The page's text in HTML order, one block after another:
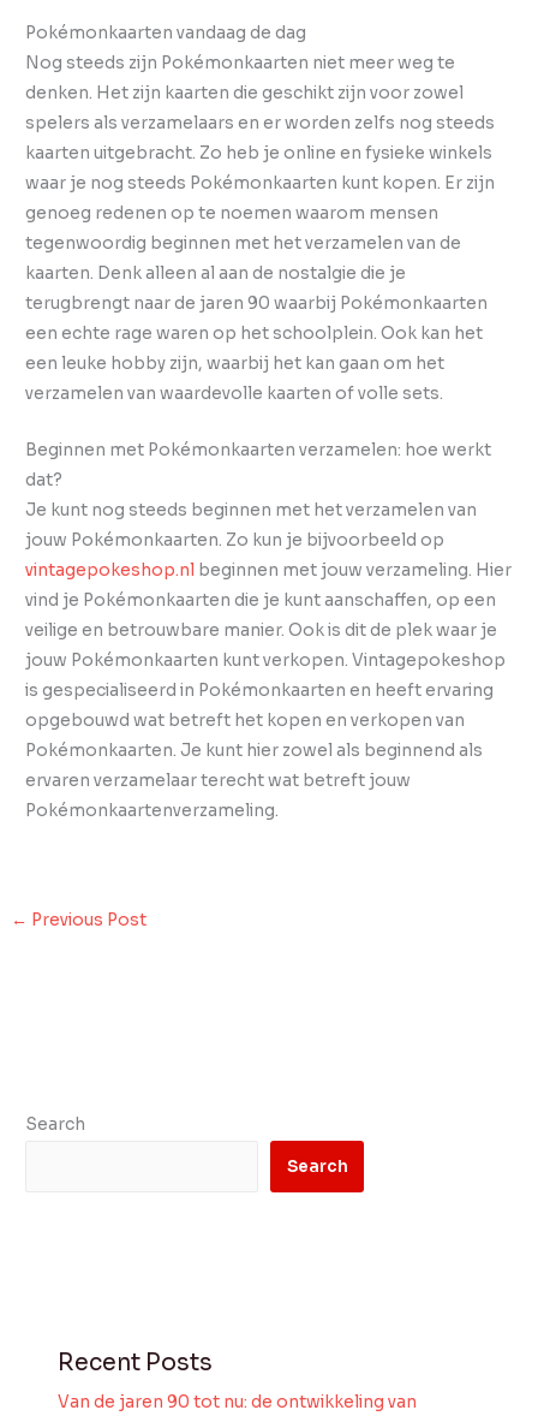
Pokémonkaarten vandaag de dag
Nog steeds zijn Pokémonkaarten niet meer weg te
denken. Het zijn kaarten die geschikt zijn voor zowel
spelers als verzamelaars en er worden zelfs nog steeds
kaarten uitgebracht. Zo heb je online en fysieke winkels
waar je nog steeds Pokémonkaarten kunt kopen. Er zijn
genoeg redenen op te noemen waarom mensen
tegenwoordig beginnen met het verzamelen van de
kaarten. Denk alleen al aan de nostalgie die je
terugbrengt naar de jaren 90 waarbij Pokémonkaarten
een echte rage waren op het schoolplein. Ook kan het
een leuke hobby zijn, waarbij het kan gaan om het
verzamelen van waardevolle kaarten of volle sets.
Beginnen met Pokémonkaarten verzamelen: hoe werkt
dat?
Je kunt nog steeds beginnen met het verzamelen van
jouw Pokémonkaarten. Zo kun je bijvoorbeeld op
vintagepokeshop.nl beginnen met jouw verzameling. Hier
vind je Pokémonkaarten die je kunt aanschaffen, op een
veilige en betrouwbare manier. Ook is dit de plek waar je
jouw Pokémonkaarten kunt verkopen. Vintagepokeshop
is gespecialiseerd in Pokémonkaarten en heeft ervaring
opgebouwd wat betreft het kopen en verkopen van
Pokémonkaarten. Je kunt hier zowel als beginnend als
ervaren verzamelaar terecht wat betreft jouw
Pokémonkaartenverzameling.
← Previous Post
Search
Search
Recent Posts
Van de jaren 90 tot nu: de ontwikkeling van